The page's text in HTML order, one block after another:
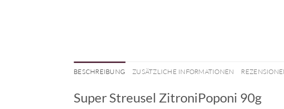
BESCHREIBUNG ZUSÄTZLICHE INFORMATIONEN
Super Streusel ZitroniPoponi 90g